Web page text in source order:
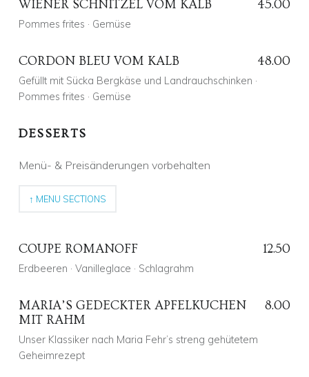
Posted on:
3 Aug. 2018
WIENER SCHNITZEL VOM KALB 45.00
Pommes frites · Gemüse
Posted on:
3 Aug. 2018Written by:
Alex FehrComments:
Comments:0
CORDON BLEU VOM KALB 48.00
Gefüllt mit Sücka Bergkäse und Landrauchschinken ·
Pommes frites · Gemüse
Written by:
Alex FehrComments:
Comments:0
DESSERTS
Menü- & Preisänderungen vorbehalten
↑ MENU SECTIONS
COUPE ROMANOFF 12.50
Erdbeeren · Vanilleglace · Schlagrahm
Posted on:
Written by:
CD
Comments:
Comments:0
MARIA’S GEDECKTER APFELKUCHEN
MIT RAHM
8.00
Unser Klassiker nach Maria Fehr’s streng gehütetem
Geheimrezept